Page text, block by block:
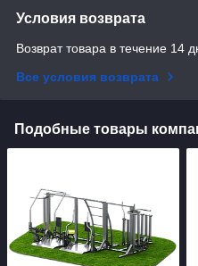
Условия возврата
Возврат товара в течение 14
Все условия возврата
Подобные товары